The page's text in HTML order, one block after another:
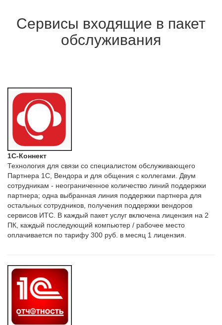
Сервисы входящие в пакет
обслуживания
1С-Коннект
Технология для связи со специалистом обслуживающего
Партнера 1С, Вендора и для общения с коллегами. Двум
сотрудникам - неограниченное количество линий поддержки
партнера; одна выбранная линия поддержки партнера для
остальных сотрудников, получения поддержки вендоров
сервисов ИТС. В каждый пакет услуг включена лицензия на 2
ПК, каждый последующий компьютер / рабочее место
оплачивается по тарифу 300 руб. в месяц 1 лицензия.